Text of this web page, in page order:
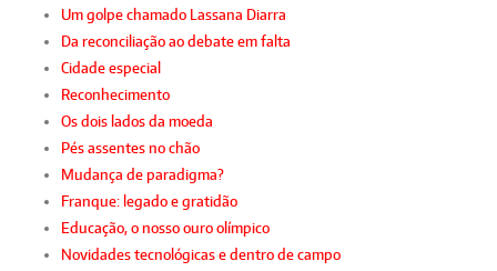
Um golpe chamado Lassana Diarra
Da reconciliação ao debate em falta
Cidade especial
Reconhecimento
Os dois lados da moeda
Pés assentes no chão
Mudança de paradigma?
Franque: legado e gratidão
Educação, o nosso ouro olímpico
Novidades tecnológicas e dentro de campo